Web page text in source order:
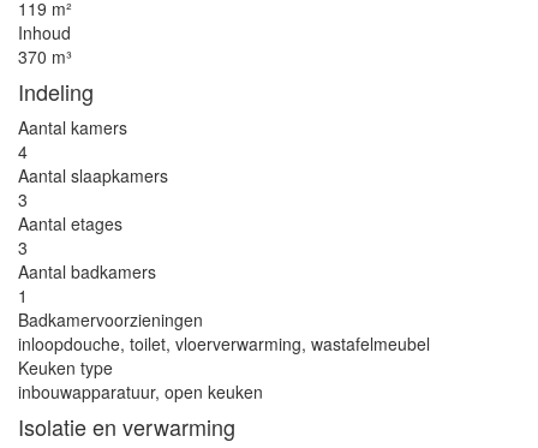
119 m²
Inhoud
370 m³
Indeling
Aantal kamers
4
Aantal slaapkamers
3
Aantal etages
3
Aantal badkamers
1
Badkamervoorzieningen
inloopdouche, toilet, vloerverwarming, wastafelmeubel
Keuken type
inbouwapparatuur, open keuken
Isolatie en verwarming